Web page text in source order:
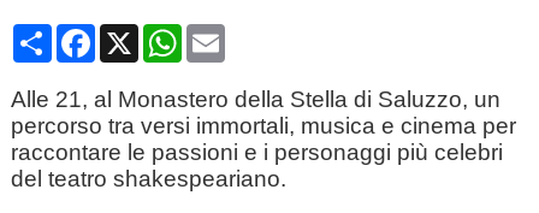
CondividiFacebook
X WhatsApp
Email
Alle 21, al Monastero della Stella di Saluzzo, un
percorso tra versi immortali, musica e cinema per
raccontare le passioni e i personaggi più celebri
del teatro shakespeariano.